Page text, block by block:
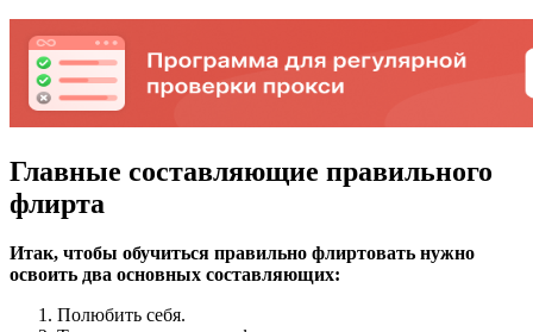
Главные составляющие правильного
флирта
Итак, чтобы обучиться правильно флиртовать нужно
освоить два основных составляющих:
Полюбить себя.